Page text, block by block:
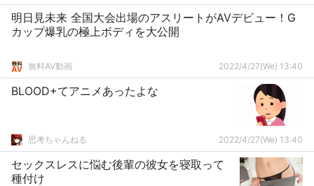
明日見未来 全国大会出場のアスリートがAVデビュー！G
カップ爆乳の極上ボディを大公開
無料AV動画 2022/4/27(We) 13:40
BLOOD+てアニメあったよな
思考ちゃんねる 2022/4/27(We) 13:40
セックスレスに悩む後輩の彼女を寝取って
種付け